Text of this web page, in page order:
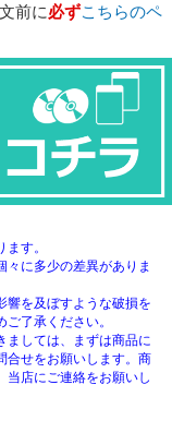
前に必ずこちらのペ
す。
に多少の差異がありま
を及ぼすような破損を
了承ください。
しては、まずは商品に
合せをお願いします。商
当店にご連絡をお願いし